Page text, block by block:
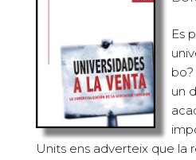
Es
bo?
un
Units ens adverteix que la